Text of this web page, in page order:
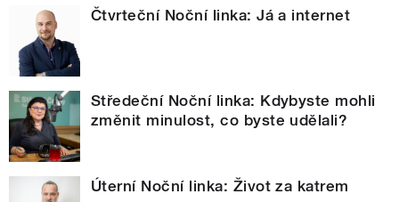
Čtvrteční Noční linka: Já a internet
Středeční Noční linka: Kdybyste mohli
změnit minulost, co byste udělali?
Úterní Noční linka: Život za katrem